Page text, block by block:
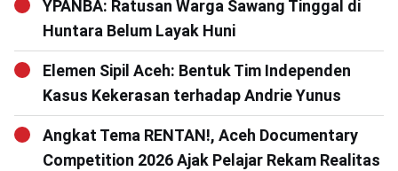
YPANBA: Ratusan Warga Sawang Tinggal di
Huntara Belum Layak Huni
Elemen Sipil Aceh: Bentuk Tim Independen
Kasus Kekerasan terhadap Andrie Yunus
Angkat Tema RENTAN!, Aceh Documentary
Competition 2026 Ajak Pelajar Rekam Realitas